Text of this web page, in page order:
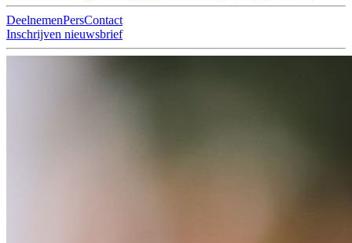
DeelnemenPersContact
Inschrijven nieuwsbrief